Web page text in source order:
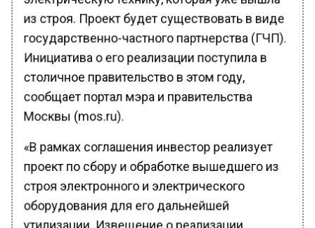
из строя. Проект будет существовать в виде
государственно-частного партнерства (ГЧП).
Инициатива о его реализации поступила в
сообщает портал мэра и правительства
Москвы (mos.ru).
«В рамках соглашения инвестор реализует
проект по сбору и обработке вышедшего из
строя электронного и электрического
оборудования для его дальнейшей
утилизации. Извещение о реализации